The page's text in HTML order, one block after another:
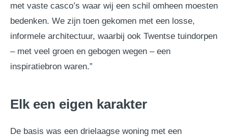
met vaste casco’s waar wij een schil omheen moesten
bedenken. We zijn toen gekomen met een losse,
informele architectuur, waarbij ook Twentse tuindorpen
– met veel groen en gebogen wegen – een
inspiratiebron waren.”
Elk een eigen karakter
De basis was een drielaagse woning met een